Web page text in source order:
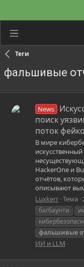
Теги
фальшивые
News
поиск
поток
В мире
HackerOne и
отчётов,
описывают
Luxkerr Тема
багбаунти
фальшивые
ИИ и LLM